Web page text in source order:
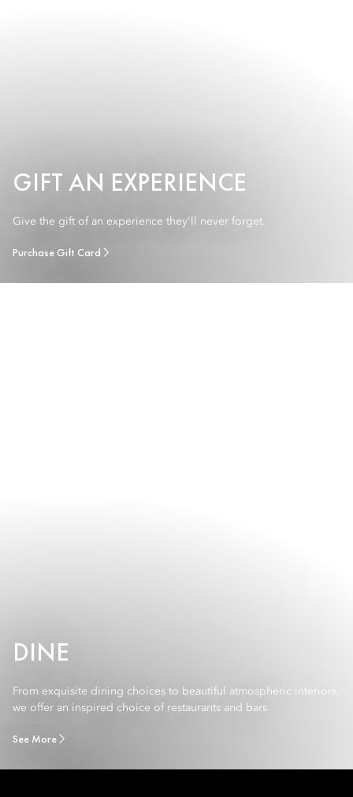
GIFT AN EXPERIENCE
Give the gift of an experience they'll never forget.
Purchase Gift Card
DINE
From exquisite dining choices to beautiful atmospheric interiors,
we offer an inspired choice of restaurants and bars.
See More